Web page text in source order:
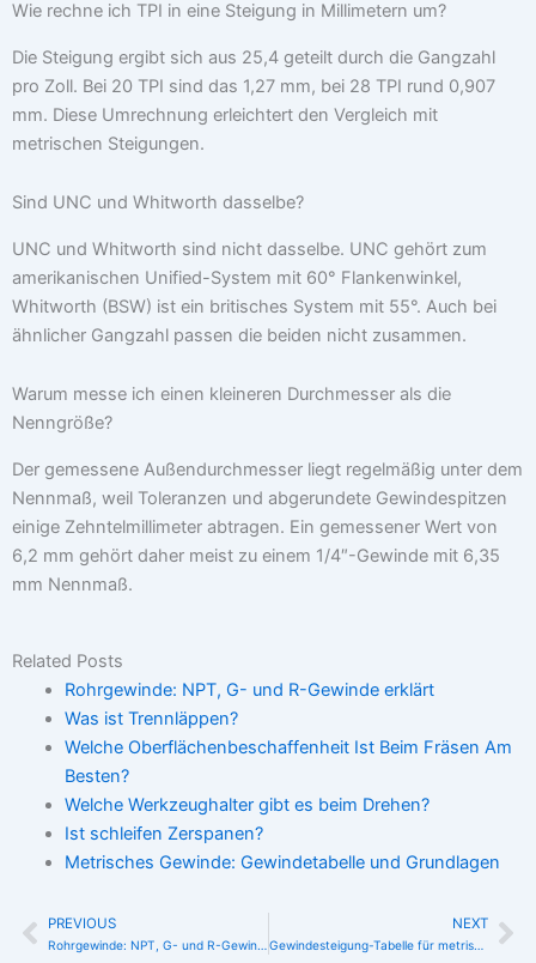
Wie rechne ich TPI in eine Steigung in Millimetern um?
Die Steigung ergibt sich aus 25,4 geteilt durch die Gangzahl
pro Zoll. Bei 20 TPI sind das 1,27 mm, bei 28 TPI rund 0,907
mm. Diese Umrechnung erleichtert den Vergleich mit
metrischen Steigungen.
Sind UNC und Whitworth dasselbe?
UNC und Whitworth sind nicht dasselbe. UNC gehört zum
amerikanischen Unified-System mit 60° Flankenwinkel,
Whitworth (BSW) ist ein britisches System mit 55°. Auch bei
ähnlicher Gangzahl passen die beiden nicht zusammen.
Warum messe ich einen kleineren Durchmesser als die
Nenngröße?
Der gemessene Außendurchmesser liegt regelmäßig unter dem
Nennmaß, weil Toleranzen und abgerundete Gewindespitzen
einige Zehntelmillimeter abtragen. Ein gemessener Wert von
6,2 mm gehört daher meist zu einem 1/4″-Gewinde mit 6,35
mm Nennmaß.
Related Posts
Rohrgewinde: NPT, G- und R-Gewinde erklärt
Was ist Trennläppen?
Welche Oberflächenbeschaffenheit Ist Beim Fräsen Am
Besten?
Welche Werkzeughalter gibt es beim Drehen?
Ist schleifen Zerspanen?
Metrisches Gewinde: Gewindetabelle und Grundlagen
Zurück
PREVIOUS
Rohrgewinde: NPT, G- und R-Gewinde erklärt
NEXT
Gewindesteigung-Tabelle für metrisches Regel- und Feingewinde